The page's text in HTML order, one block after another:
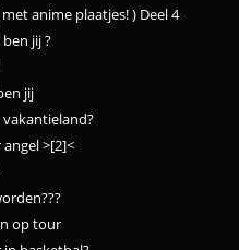
anime plaatjes! ) Deel 4
jij ?
jij
>[2]<
op tour